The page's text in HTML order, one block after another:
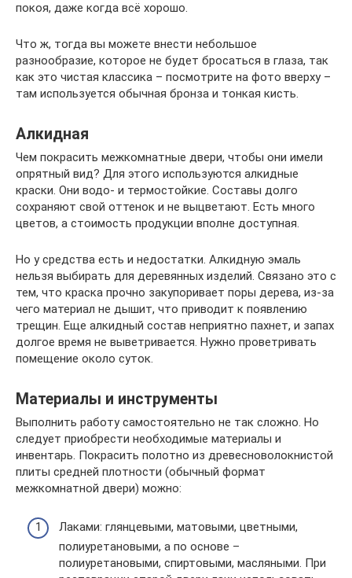
покоя, даже когда всё хорошо.
Что ж, тогда вы можете внести небольшое
разнообразие, которое не будет бросаться в глаза, так
как это чистая классика – посмотрите на фото вверху –
там используется обычная бронза и тонкая кисть.
Алкидная
Чем покрасить межкомнатные двери, чтобы они имели
опрятный вид? Для этого используются алкидные
краски. Они водо- и термостойкие. Составы долго
сохраняют свой оттенок и не выцветают. Есть много
цветов, а стоимость продукции вполне доступная.
Но у средства есть и недостатки. Алкидную эмаль
нельзя выбирать для деревянных изделий. Связано это с
тем, что краска прочно закупоривает поры дерева, из-за
чего материал не дышит, что приводит к появлению
трещин. Еще алкидный состав неприятно пахнет, и запах
долгое время не выветривается. Нужно проветривать
помещение около суток.
Материалы и инструменты
Выполнить работу самостоятельно не так сложно. Но
следует приобрести необходимые материалы и
инвентарь. Покрасить полотно из древесноволокнистой
плиты средней плотности (обычный формат
межкомнатной двери) можно:
Лаками: глянцевыми, матовыми, цветными,
полиуретановыми, а по основе –
полиуретановыми, спиртовыми, масляными. При